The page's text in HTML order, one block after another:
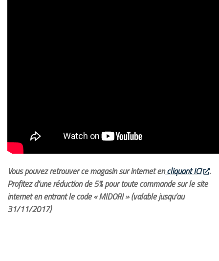
Vous pouvez retrouver ce magasin sur internet encliquant ICI
.
Profitez d’une réduction de 5% pour toute commande sur le site
internet en entrant le code « MIDORI » (valable jusqu’au
31/11/2017)